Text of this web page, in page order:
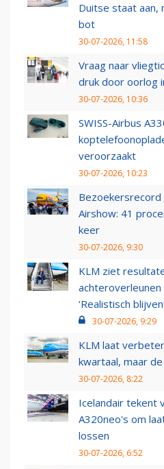
Duitse staat aan,
bot
30-07-2026, 11:58
Vraag naar
druk door oorlog
30-07-2026, 10:36
SWISS-Airbus
veroorzaakt
30-07-2026, 10:23
Airshow: 41
keer
30-07-2026, 9:30
KLM ziet
‘Realistisch
30-07-2026, 9:29
KLM laat
kwartaal, maar
30-07-2026, 8:22
Icelandair tekent
A320neo's om
lossen
30-07-2026, 6:52